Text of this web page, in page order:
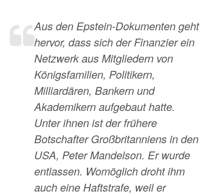
Aus den Epstein-Dokumenten geht
hervor, dass sich der Finanzier ein
Netzwerk aus Mitgliedern von
Königsfamilien, Politikern,
Milliardären, Bankern und
Akademikern aufgebaut hatte.
Unter ihnen ist der frühere
Botschafter Großbritanniens in den
USA, Peter Mandelson. Er wurde
entlassen. Womöglich droht ihm
auch eine Haftstrafe, weil er